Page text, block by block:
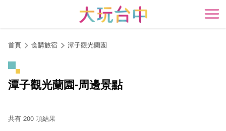
開
首頁 食購旅宿 潭子觀光蘭園
潭子觀光蘭園-周邊景點
共有 200 項結果